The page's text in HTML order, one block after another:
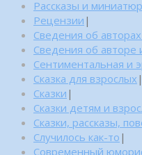
Рассказы и
Рецензии |
Сведения об
Сведения об авторе
Сентиментальная и
Сказка для взрослых |
Сказки |
Сказки детям и
Сказки, рассказы,
Случилось как-то |
Современный